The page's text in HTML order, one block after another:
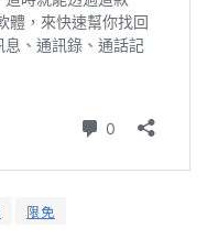
限免